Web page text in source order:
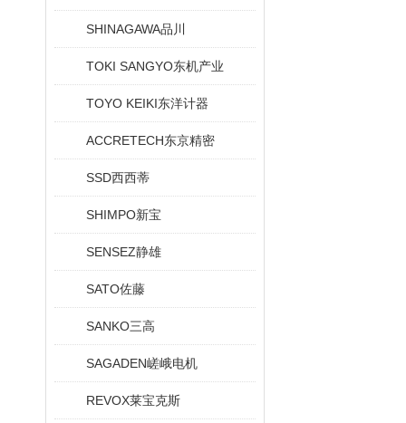
SHINAGAWA品川
TOKI SANGYO东机产业
TOYO KEIKI东洋计器
ACCRETECH东京精密
SSD西西蒂
SHIMPO新宝
SENSEZ静雄
SATO佐藤
SANKO三高
SAGADEN嵯峨电机
REVOX莱宝克斯